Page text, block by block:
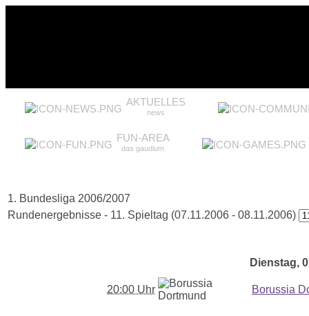
AKTUELLES
news
FUN-AREA
das gaudium
1. Bundesliga 2006/2007
Rundenergebnisse - 11. Spieltag (07.11.2006 - 08.11.2006)
Dienstag,
20:00 Uhr Borussia